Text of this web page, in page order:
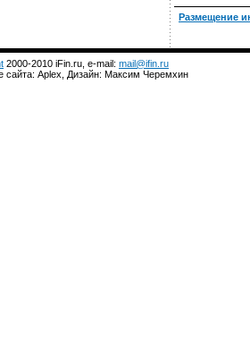
Размещение
2000-2010 iFin.ru, e-mail: mail@ifin.ru
сайта: Aplex, Дизайн: Максим Черемхин